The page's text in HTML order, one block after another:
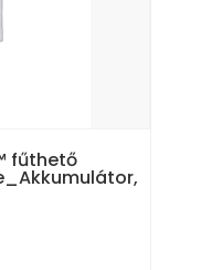
fűthető